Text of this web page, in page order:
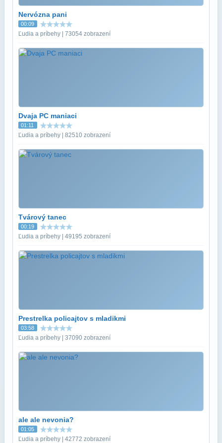
Nervózna pani
00:09
Ľudia a príbehy | 73054 zobrazení
Dvaja PC maniaci
01:11
Ľudia a príbehy | 82510 zobrazení
Tvárový tanec
00:19
Ľudia a príbehy | 49195 zobrazení
Prestrelka policajtov s mladikmi
03:58
Ľudia a príbehy | 37090 zobrazení
ale ale nevonia?
01:05
Ľudia a príbehy | 42772 zobrazení